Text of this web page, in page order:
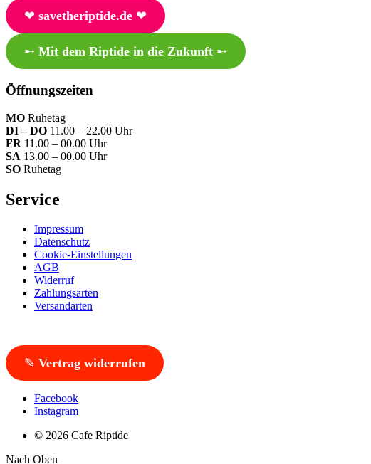
❤︎ savetheriptide.de❤︎
➸ Mit dem Riptide in die Zukunft➸
Öffnungszeiten
MO Ruhetag
DI – DO 11.00 – 22.00 Uhr
FR 11.00 – 00.00 Uhr
SA 13.00 – 00.00 Uhr
SO Ruhetag
Service
Impressum
Datenschutz
Cookie-Einstellungen
AGB
Widerruf
Zahlungsarten
Versandarten
✎ Vertrag widerrufen
Facebook
Instagram
© 2026 Cafe Riptide
Nach Oben